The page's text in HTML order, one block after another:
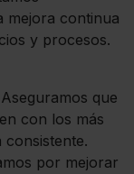
mejora continua
y procesos.
que
con los más
consistente.
por mejorar